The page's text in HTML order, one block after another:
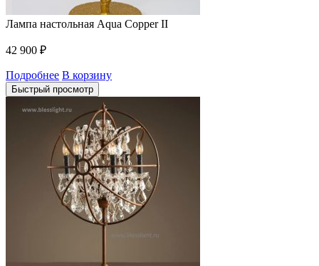
Лампа настольная Aqua Copper II
42 900 ₽
Подробнее В корзину
Быстрый просмотр